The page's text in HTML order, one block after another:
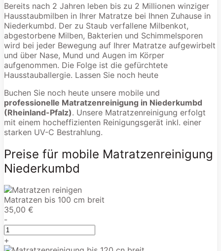
Bereits nach 2 Jahren leben bis zu 2 Millionen winziger
Hausstaubmilben in Ihrer Matratze bei Ihnen Zuhause in
Niederkumbd. Der zu Staub verfallene Milbenkot,
abgestorbene Milben, Bakterien und Schimmelsporen
wird bei jeder Bewegung auf Ihrer Matratze aufgewirbelt
und über Nase, Mund und Augen im Körper
aufgenommen. Die Folge ist die gefürchtete
Hausstauballergie. Lassen Sie noch heute
Buchen Sie noch heute unsere mobile und
professionelle Matratzenreinigung in Niederkumbd
(Rheinland-Pfalz). Unsere Matratzenreinigung erfolgt
mit einem hocheffizienten Reinigungsgerät inkl. einer
starken UV-C Bestrahlung.
Preise für mobile Matratzenreinigung
Niederkumbd
Matratzen bis 100 cm breit
35,00 €
-
+